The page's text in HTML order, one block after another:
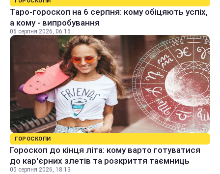
Таро-гороскоп на 6 серпня: кому обіцяють успіх,
а кому - випробування
06 серпня 2026, 06:15
ГОРОСКОПИ
Гороскоп до кінця літа: кому варто готуватися
до кар'єрних злетів та розкриття таємниць
05 серпня 2026, 18:13